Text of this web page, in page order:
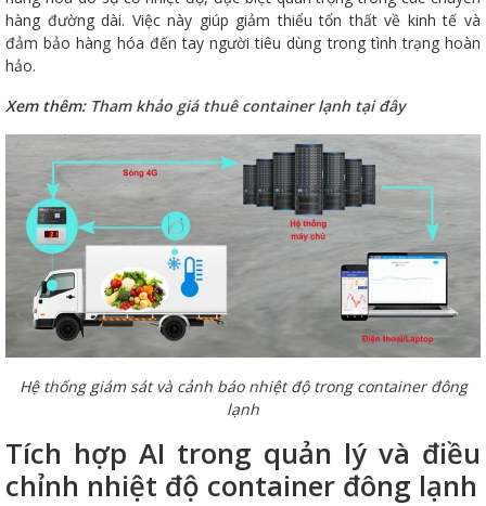
hàng đường dài. Việc này giúp giảm thiểu tổn thất về kinh tế và
đảm bảo hàng hóa đến tay người tiêu dùng trong tình trạng hoàn
hảo.
Xem thêm: Tham khảo giá thuê container lạnh tại đây
Hệ thống giám sát và cảnh báo nhiệt độ trong container đông
lạnh
Tích hợp AI trong quản lý và điều
chỉnh nhiệt độ container đông lạnh